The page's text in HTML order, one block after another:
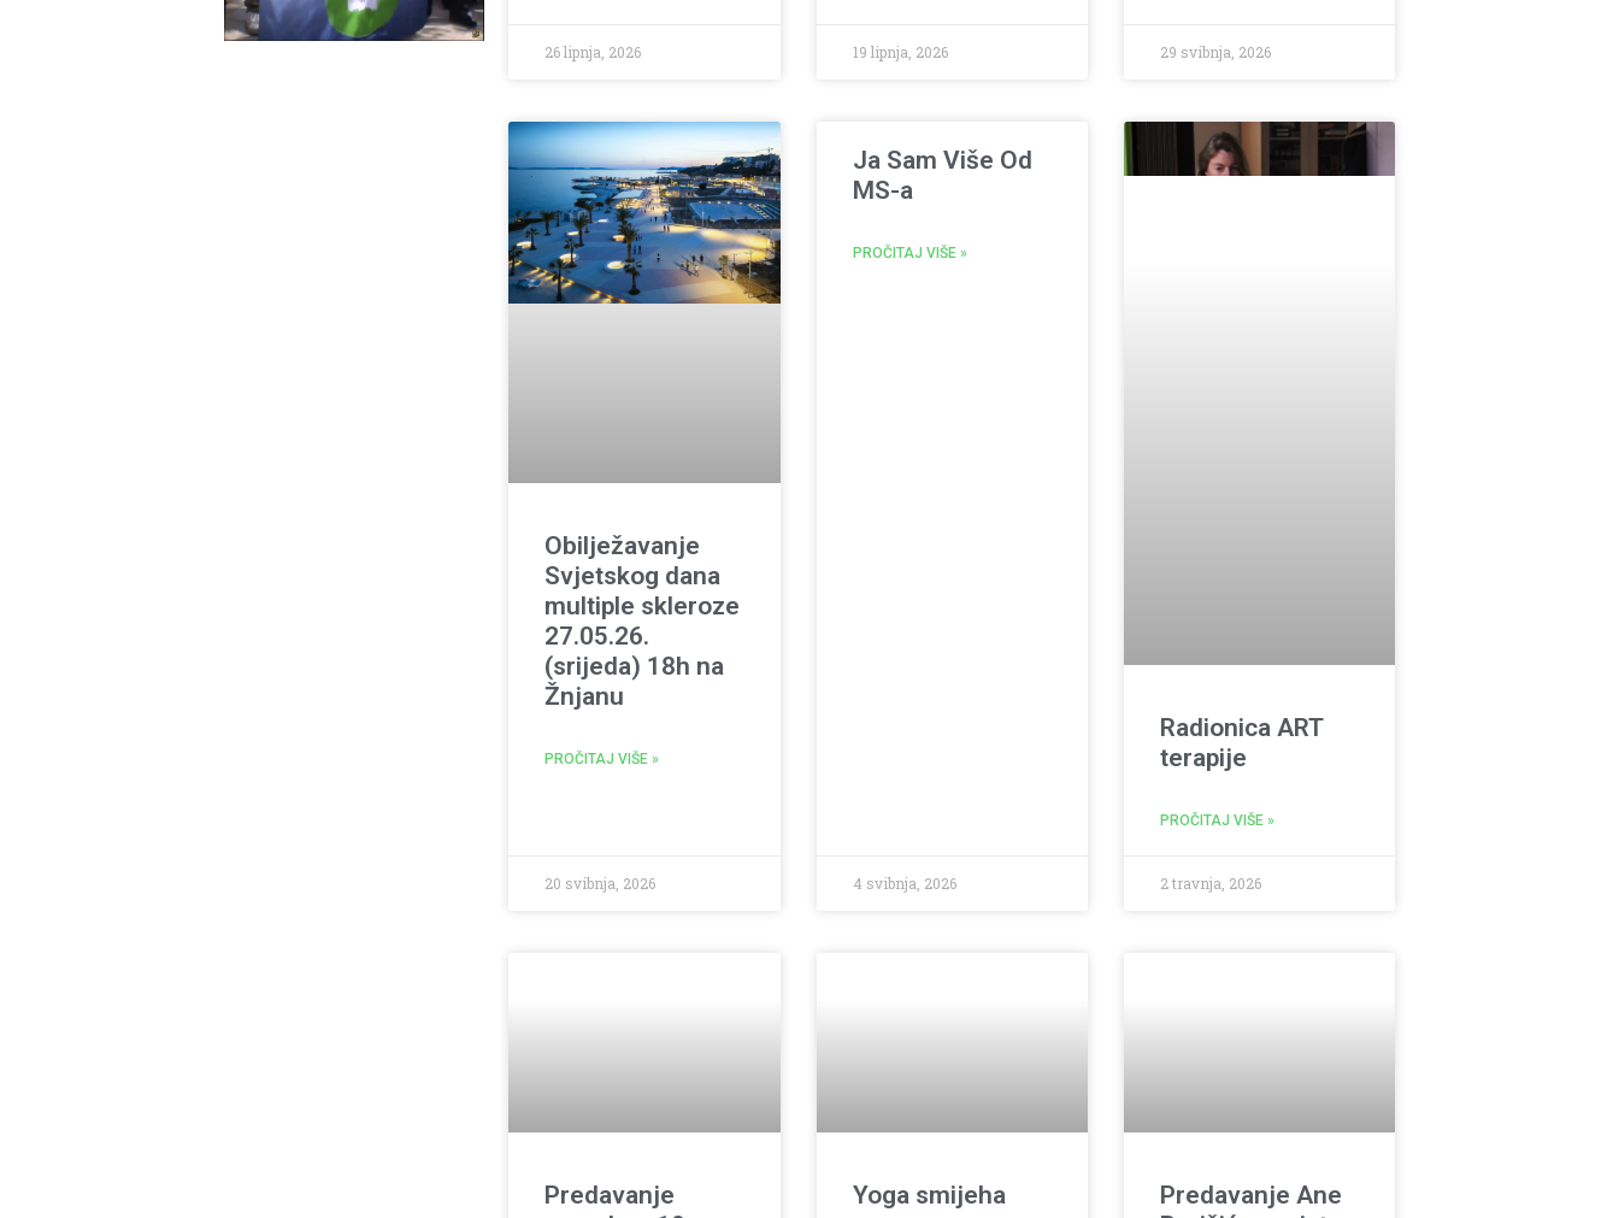
26 lipnja, 2026 19 lipnja, 2026 29 svibnja, 2026
Obilježavanje
Svjetskog dana
multiple skleroze
27.05.26.
(srijeda) 18h na
Žnjanu
PROČITAJ VIŠE »
20 svibnja, 2026
Ja Sam Više Od
MS-a
PROČITAJ VIŠE »
4 svibnja, 2026
Radionica ART
terapije
PROČITAJ VIŠE »
2 travnja, 2026
Predavanje
Yoga smijeha
Predavanje Ane